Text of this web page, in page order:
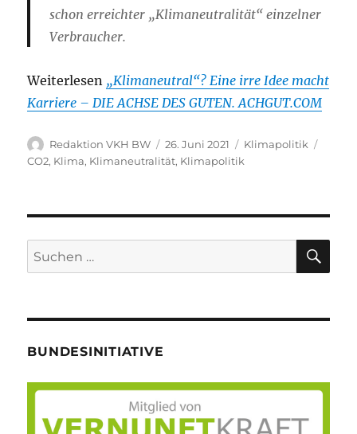
schon erreichter „Klimaneutralität“ einzelner
Verbraucher.
Weiterlesen „Klimaneutral“? Eine irre Idee macht
Karriere – DIE ACHSE DES GUTEN. ACHGUT.COM
Autor
Redaktion VKH BW
Veröffentlicht
am
26. Juni 2021 Kategorien
Klimapolitik
CO2, Klima, Klimaneutralität, Klimapolitik
Suche
nach:
BUNDESINITIATIVE